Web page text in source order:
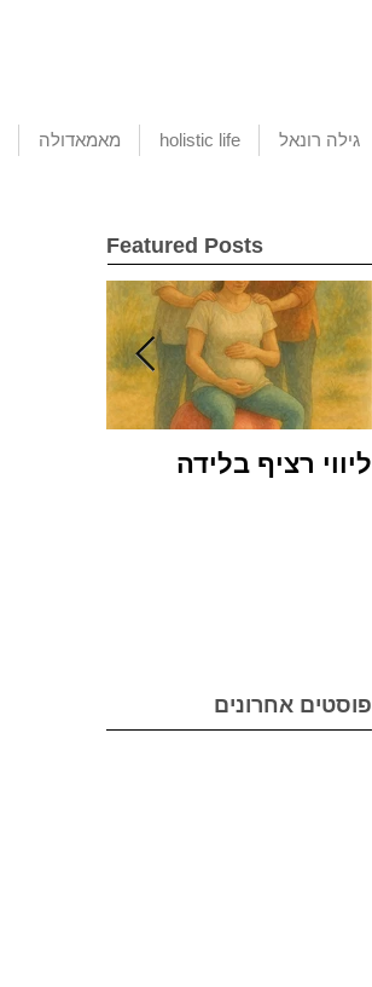
מאמאדולה holistic life גילה רונאל
Featured Posts
ליווי רציף בלידה
פוסטים אחרונים